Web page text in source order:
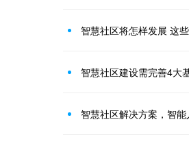
智慧社区将怎样发展 这
智慧社区建设需完善4大
智慧社区解决方案，智